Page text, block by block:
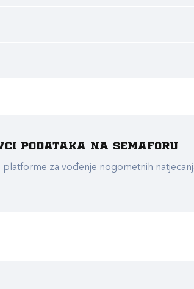
podataka na Semaforu
za vođenje nogometnih